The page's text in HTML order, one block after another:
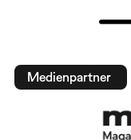
Medienpartner